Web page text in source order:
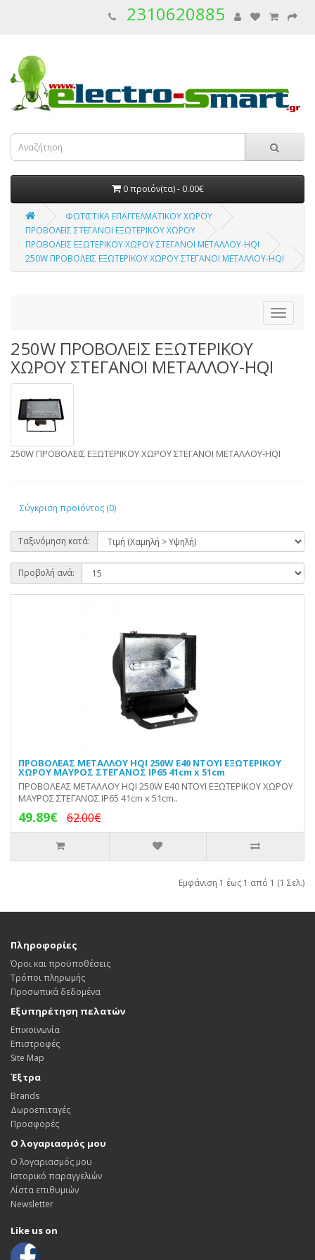
2310620885
0 προϊόν(τα) - 0.00€
ΦΩΤΙΣΤΙΚΑ ΕΠΑΓΓΕΛΜΑΤΙΚΟΥ ΧΩΡΟΥ
ΠΡΟΒΟΛΕΙΣ ΣΤΕΓΑΝΟΙ ΕΞΩΤΕΡΙΚΟΥ ΧΩΡΟΥ
ΠΡΟΒΟΛΕΙΣ ΕΞΩΤΕΡΙΚΟΥ ΧΩΡΟΥ ΣΤΕΓΑΝΟΙ ΜΕΤΑΛΛΟΥ-HQI
250W ΠΡΟΒΟΛΕΙΣ ΕΞΩΤΕΡΙΚΟΥ ΧΩΡΟΥ ΣΤΕΓΑΝΟΙ ΜΕΤΑΛΛΟΥ-HQI
250W ΠΡΟΒΟΛΕΙΣ ΕΞΩΤΕΡΙΚΟΥ
ΧΩΡΟΥ ΣΤΕΓΑΝΟΙ ΜΕΤΑΛΛΟΥ-HQI
250W ΠΡΟΒΟΛΕΙΣ ΕΞΩΤΕΡΙΚΟΥ ΧΩΡΟΥ ΣΤΕΓΑΝΟΙ ΜΕΤΑΛΛΟΥ-HQI
Σύγκριση προϊόντος (0)
Ταξινόμηση κατά:
Προβολή ανά:
ΠΡΟΒΟΛΕΑΣ ΜΕΤΑΛΛΟΥ HQI 250W E40 ΝΤΟΥΙ ΕΞΩΤΕΡΙΚΟΥ
ΧΩΡΟΥ ΜΑΥΡΟΣ ΣΤΕΓΑΝΟΣ IP65 41cm x 51cm
ΠΡΟΒΟΛΕΑΣ ΜΕΤΑΛΛΟΥ HQI 250W E40 ΝΤΟΥΙ ΕΞΩΤΕΡΙΚΟΥ ΧΩΡΟΥ
ΜΑΥΡΟΣ ΣΤΕΓΑΝΟΣ IP65 41cm x 51cm..
49.89€ 62.00€
Εμφάνιση 1 έως 1 από 1 (1 Σελ.)
Πληροφορίες
Όροι και προϋποθέσεις
Τρόποι πληρωμής
Προσωπικά δεδομένα
Εξυπηρέτηση πελατών
Επικοινωνία
Επιστροφές
Site Map
Έξτρα
Brands
Δωροεπιταγές
Προσφορές
Ο λογαριασμός μου
Ο λογαριασμός μου
Ιστορικό παραγγελιών
Λίστα επιθυμιών
Newsletter
Like us on